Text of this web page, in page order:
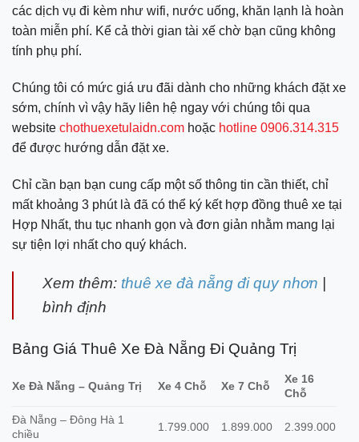
các dịch vụ đi kèm như wifi, nước uống, khăn lạnh là hoàn
toàn miễn phí. Kể cả thời gian tài xế chờ bạn cũng không
tính phụ phí.
Chúng tôi có mức giá ưu đãi dành cho những khách đặt xe
sớm, chính vì vậy hãy liên hệ ngay với chúng tôi qua
website chothuexetulaidn.com hoặc hotline 0906.314.315
để được hướng dẫn đặt xe.
Chỉ cần bạn bạn cung cấp một số thông tin cần thiết, chỉ
mất khoảng 3 phút là đã có thể ký kết hợp đồng thuê xe tại
Hợp Nhất, thu tục nhanh gọn và đơn giản nhằm mang lại
sự tiện lợi nhất cho quý khách.
Xem thêm: thuê xe đà nẵng đi quy nhơn |
bình định
Bảng Giá Thuê Xe Đà Nẵng Đi Quảng Trị
Xe Đà Nẵng – Quảng Trị Xe 4 Chỗ Xe 7 Chỗ
Xe 16
Chỗ
Đà Nẵng – Đông Hà 1
chiều
1.799.000 1.899.000 2.399.000